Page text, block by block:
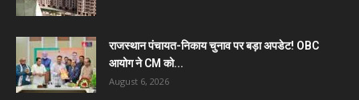
राजस्थान पंचायत-निकाय चुनाव पर बड़ा अपडेट! OBC
आयोग ने CM को...
August 6, 2026